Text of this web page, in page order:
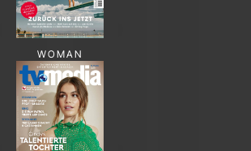
WOMAN